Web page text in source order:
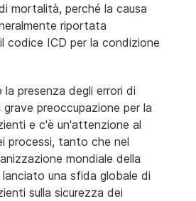
mortalità, perché la causa
riportata
ICD per la condizione
presenza degli errori di
preoccupazione per la
e c'è un'attenzione al
processi, tanto che nel
mondiale della
lanciato una sfida globale di
sulla sicurezza dei